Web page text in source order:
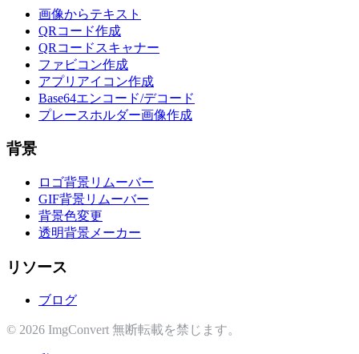
画像からテキスト
QRコード作成
QRコードスキャナー
ファビコン作成
アプリアイコン作成
Base64エンコード/デコード
プレースホルダー画像作成
背景
ロゴ背景リムーバー
GIF背景リムーバー
背景色変更
透明背景メーカー
リソース
ブログ
© 2026 ImgConvert 無断転載を禁じます。